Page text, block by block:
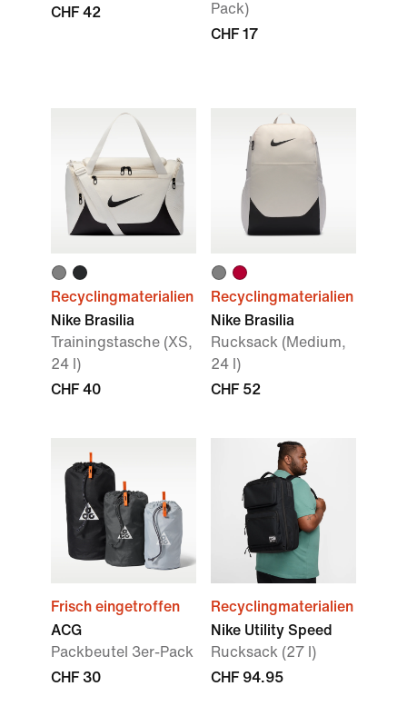
CHF 42
Pack)
CHF 17
Recyclingmaterialien
Nike Brasilia
Trainingstasche (XS,
24 l)
CHF 40
Recyclingmaterialien
Nike Brasilia
Rucksack (Medium,
24 l)
CHF 52
Frisch eingetroffen
ACG
Packbeutel 3er-Pack
CHF 30
Recyclingmaterialien
Nike Utility Speed
Rucksack (27 l)
CHF 94.95